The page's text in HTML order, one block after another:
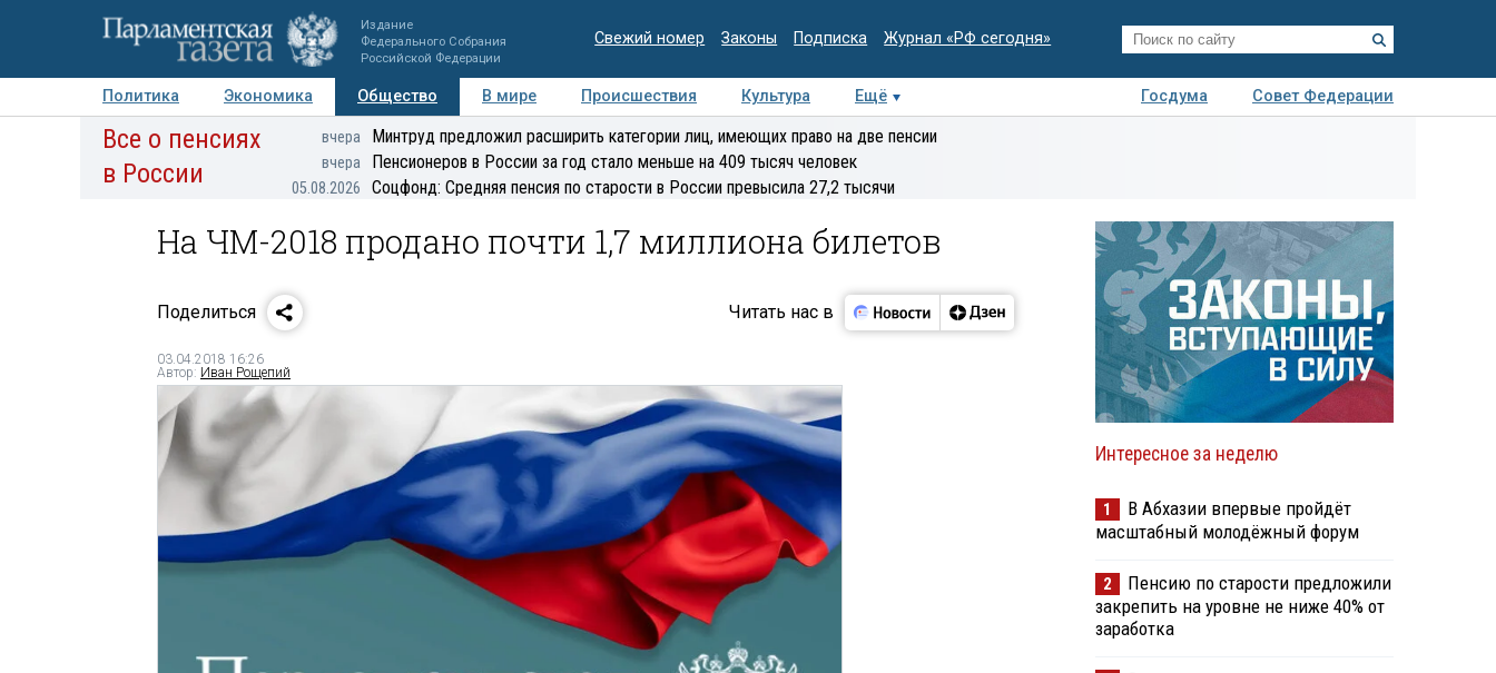
Издание
Федерального Собрания
Российской Федерации
Свежий номер Законы Подписка Журнал «РФ сегодня»
Политика Экономика Общество В мире Происшествия Культура Ещё Госдума
Совет Федерации
Авторы Персоны Мнения Регионы Медиацентр Интервью Колумнисты
Деловая
Все о пенсиях
в России
вчера Минтруд предложил расширить категории лиц, имеющих право на две пенсии
вчера Пенсионеров в России за год стало меньше на 409 тысяч человек
05.08.2026 Соцфонд: Средняя пенсия по старости в России превысила 27,2 тысячи
На ЧМ-2018 продано почти 1,7 миллиона билетов
Поделиться Читать нас в
03.04.2018 16:26
Автор: Иван Рощепий
Интересное за неделю
1
В Абхазии впервые пройдёт
масштабный молодёжный форум
2
Пенсию по старости предложили
закрепить на уровне не ниже 40% от
заработка